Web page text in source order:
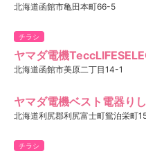
北海道函館市亀田本町66-5
チラシ
ヤマダ電機
北海道函館市美原二丁目14-1
ヤマダ電機ベスト電器り
北海道利尻郡利尻富士町鴛泊栄町
チラシ